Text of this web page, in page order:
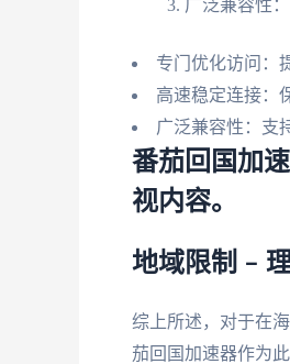
广泛兼容性
专门优化访问：
高速稳定连接：
广泛兼容性：支
番茄回国加
视内容。
地域限制 –
综上所述，对于在
茄回国加速器作为